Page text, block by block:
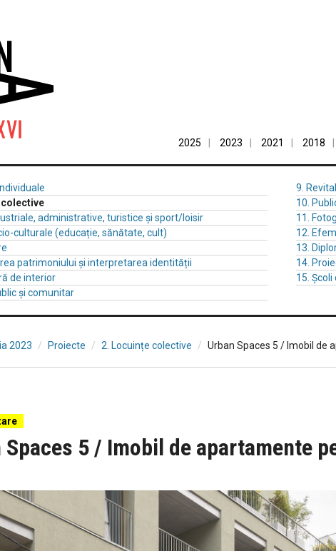
2025 2023 2021 2018
administrative, turistice și sport/loisir
culturale (educație, sănătate, cult)
patrimoniului și interpretarea identității
de interior
și comunitar
9.
10.
11.
12.
13.
14.
15.
2023 Proiecte 2. Locuințe colective Urban Spaces 5 / Imobil de
Spaces 5 / Imobil de apartamente